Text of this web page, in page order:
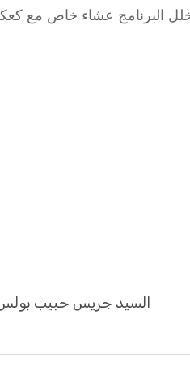
البرنامج عشاء خاص مع
السيد جريس حبيب بولس 2005 –